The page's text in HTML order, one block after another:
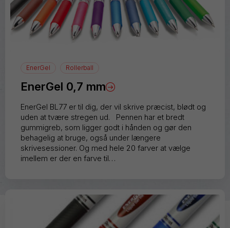
EnerGel Rollerball
EnerGel 0,7 mm
EnerGel BL77 er til dig, der vil skrive præcist, blødt og
uden at tvære stregen ud. Pennen har et bredt
gummigreb, som ligger godt i hånden og gør den
behagelig at bruge, også under længere
skrivesessioner. Og med hele 20 farver at vælge
imellem er der en farve til…